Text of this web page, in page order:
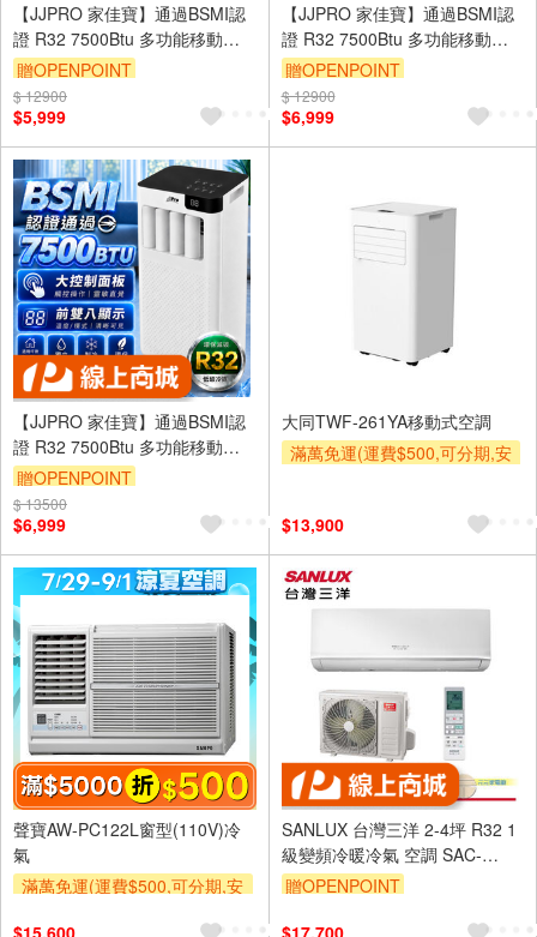
【JJPRO 家佳寶】通過BSMI認
證 R32 7500Btu 多功能移動式
空調 移動冷氣 JPAC03
贈OPENPOINT
$ 12900
$5,999
【JJPRO 家佳寶】通過BSMI認
證 R32 7500Btu 多功能移動式
空調 移動冷氣 JPAC06
贈OPENPOINT
$ 12900
$6,999
【JJPRO 家佳寶】通過BSMI認
證 R32 7500Btu 多功能移動式
空調 移動冷氣 JPAC01
贈OPENPOINT
$ 13500
$6,999
大同TWF-261YA移動式空調
滿萬免運(運費$500,可分期,安
滿額贈券
$13,900
聲寶AW-PC122L窗型(110V)冷
氣
滿萬免運(運費$500,可分期,安
$15,600
SANLUX 台灣三洋 2-4坪 R32 1
級變頻冷暖冷氣 空調 SAC-
V22HR3/SAE-V22HR3
贈OPENPOINT
$17,700